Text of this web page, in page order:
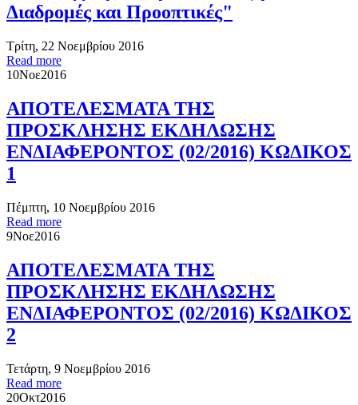
Διαδρομές και Προοπτικές"
Τρίτη, 22 Νοεμβρίου 2016
Read more
10Νοε2016
ΑΠΟΤΕΛΕΣΜΑΤΑ ΤΗΣ
ΠΡΟΣΚΛΗΣΗΣ ΕΚΔΗΛΩΣΗΣ
ΕΝΔΙΑΦΕΡΟΝΤΟΣ (02/2016) ΚΩΔΙΚΟΣ
1
Πέμπτη, 10 Νοεμβρίου 2016
Read more
9Νοε2016
ΑΠΟΤΕΛΕΣΜΑΤΑ ΤΗΣ
ΠΡΟΣΚΛΗΣΗΣ ΕΚΔΗΛΩΣΗΣ
ΕΝΔΙΑΦΕΡΟΝΤΟΣ (02/2016) ΚΩΔΙΚΟΣ
2
Τετάρτη, 9 Νοεμβρίου 2016
Read more
20Οκτ2016